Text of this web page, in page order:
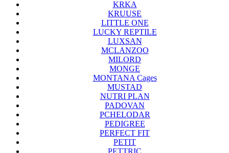
KRKA
KRUUSE
LITTLE ONE
LUCKY REPTILE
LUXSAN
MCLANZOO
MILORD
MONGE
MONTANA Cages
MUSTAD
NUTRI PLAN
PADOVAN
PCHELODAR
PEDIGREE
PERFECT FIT
PETIT
PETTRIC